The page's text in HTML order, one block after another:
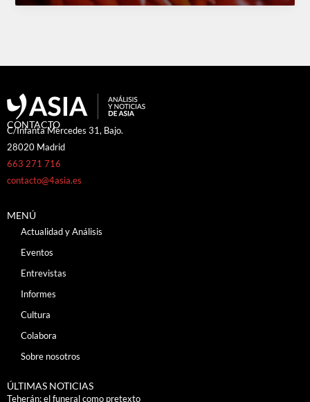
CONTACTO
C/Infanta Mercedes 31, Bajo.
28020 Madrid
663 271 716
contacto@4asia.es
MENÚ
Actualidad y Análisis
Eventos
Entrevistas
Informes
Cultura
Colabora
Sobre nosotros
ÚLTIMAS NOTICIAS
Teherán: el funeral como pretexto